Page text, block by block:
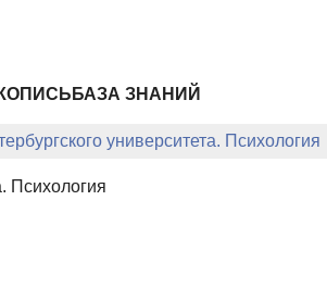
БАЗА ЗНАНИЙ
университета. Психология
Психология